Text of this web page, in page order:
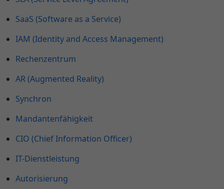
SaaS (Software as a Service)
IAM (Identity and Access Management)
Rechenzentrum
AR (Augmented Reality)
Synchron
Mandantenfähigkeit
CIO (Chief Information Officer)
IT-Dienstleistung
Autorisierung